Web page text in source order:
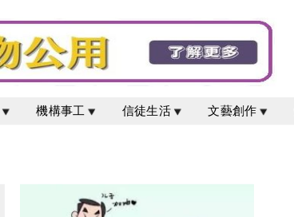
機構事工 信徒生活 文藝創作